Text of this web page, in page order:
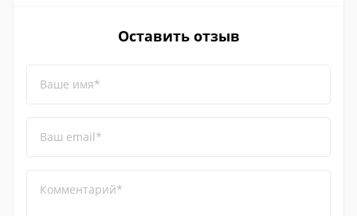
Оставить отзыв
Ваше имя*
Ваш email*
Комментарий*